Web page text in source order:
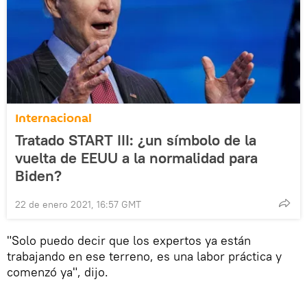
Internacional
Tratado START III: ¿un símbolo de la
vuelta de EEUU a la normalidad para
Biden?
22 de enero 2021, 16:57 GMT
"Solo puedo decir que los expertos ya están
trabajando en ese terreno, es una labor práctica y
comenzó ya", dijo.